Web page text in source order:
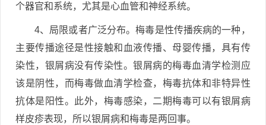
个器官和系统，尤其是心血管和神经系统。
4、局限或者广泛分布。梅毒是性传播疾病的一种，
主要传播途径是性接触和血液传播、母婴传播，具有传
染性，银屑病没有传染性。银屑病的梅毒血清学检测应
该是阴性，而梅毒做血清学检查，梅毒抗体和非特异性
抗体是阳性。此外，梅毒感染，二期梅毒可以有银屑病
样皮疹表现，所以银屑病和梅毒是两回事。